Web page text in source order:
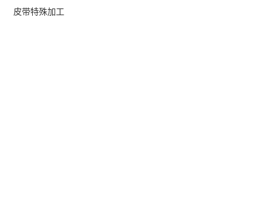
皮带特殊加工